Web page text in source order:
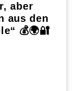
aber
aus den
💰🌍🔐